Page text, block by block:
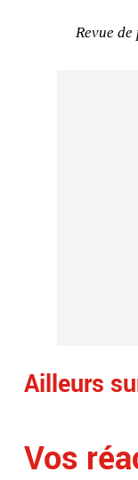
Revue
Ailleurs
Vos